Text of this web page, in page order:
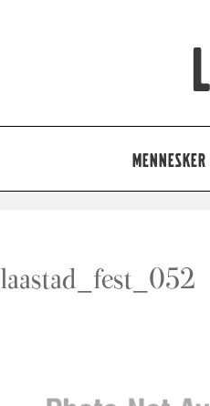
MENNESKER
laastad_fest_052